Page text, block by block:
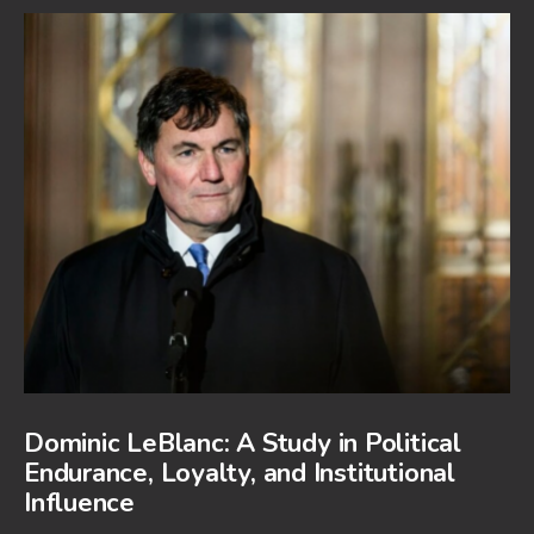
Dominic LeBlanc: A Study in Political
Endurance, Loyalty, and Institutional
Influence